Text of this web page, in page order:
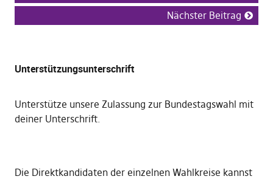
Nächster Beitrag
Unterstützungsunterschrift
Unterstütze unsere Zulassung zur Bundestagswahl mit
deiner Unterschrift.
Die Direktkandidaten der einzelnen Wahlkreise kannst